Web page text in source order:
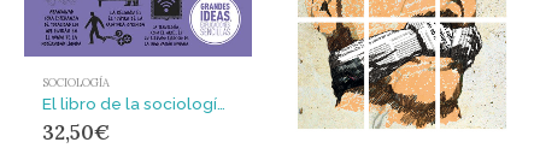
SOCIOLOGÍA
El libro de la sociología : GRANDES IDEAS,EXPLICACIONES SENCILLAS
32,50€